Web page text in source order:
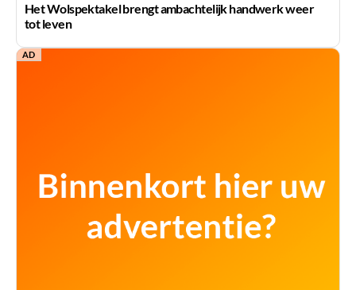
Het Wolspektakel brengt ambachtelijk handwerk weer
tot leven
AD